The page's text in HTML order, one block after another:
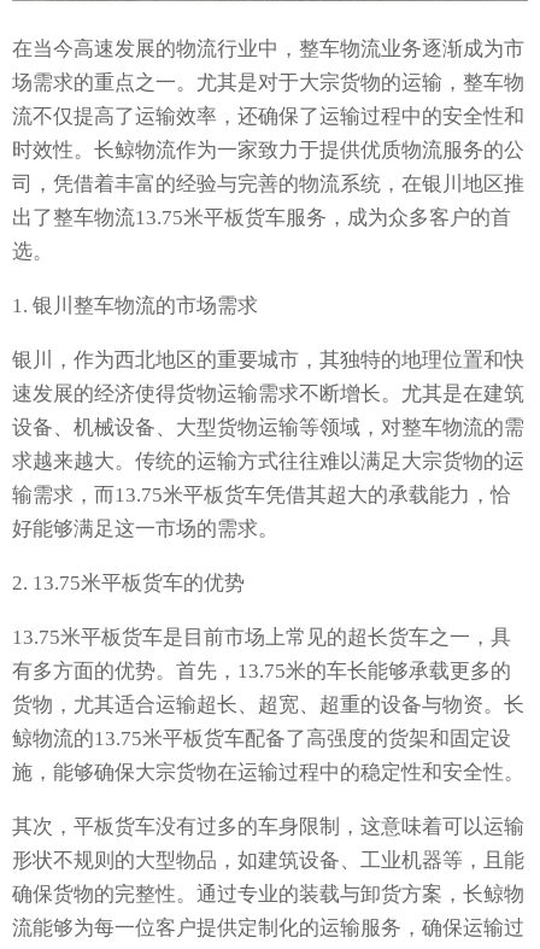
在当今高速发展的物流行业中，整车物流业务逐渐成为市
场需求的重点之一。尤其是对于大宗货物的运输，整车物
流不仅提高了运输效率，还确保了运输过程中的安全性和
时效性。长鲸物流作为一家致力于提供优质物流服务的公
司，凭借着丰富的经验与完善的物流系统，在银川地区推
出了整车物流13.75米平板货车服务，成为众多客户的首
选。
1. 银川整车物流的市场需求
银川，作为西北地区的重要城市，其独特的地理位置和快
速发展的经济使得货物运输需求不断增长。尤其是在建筑
设备、机械设备、大型货物运输等领域，对整车物流的需
求越来越大。传统的运输方式往往难以满足大宗货物的运
输需求，而13.75米平板货车凭借其超大的承载能力，恰
好能够满足这一市场的需求。
2. 13.75米平板货车的优势
13.75米平板货车是目前市场上常见的超长货车之一，具
有多方面的优势。首先，13.75米的车长能够承载更多的
货物，尤其适合运输超长、超宽、超重的设备与物资。长
鲸物流的13.75米平板货车配备了高强度的货架和固定设
施，能够确保大宗货物在运输过程中的稳定性和安全性。
其次，平板货车没有过多的车身限制，这意味着可以运输
形状不规则的大型物品，如建筑设备、工业机器等，且能
确保货物的完整性。通过专业的装载与卸货方案，长鲸物
流能够为每一位客户提供定制化的运输服务，确保运输过